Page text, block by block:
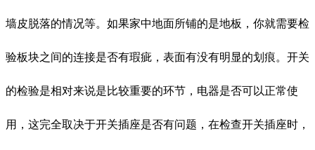
墙皮脱落的情况等。如果家中地面所铺的是地板，你就需要检
验板块之间的连接是否有瑕疵，表面有没有明显的划痕。开关
的检验是相对来说是比较重要的环节，电器是否可以正常使
用，这完全取决于开关插座是否有问题，在检查开关插座时，